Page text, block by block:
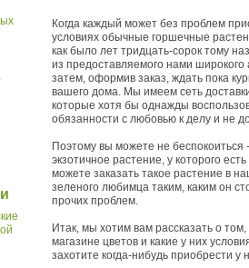
Когда каждый может без проблем
условиях обычные горшечные
как было лет тридцать-сорок тому
из предоставляемого нами
затем, оформив заказ, ждать пока
вашего дома. Мы имеем сеть
которые хотя бы однажды
обязанности с любовью к делу и не
Поэтому вы можете не беспокоиться
экзотичное растение, у которого
можете заказать такое растение в
зеленого любимца таким, каким он
прочих проблем.
Итак, мы хотим вам рассказать о
магазине цветов и какие у них
захотите когда-нибудь приобрести у